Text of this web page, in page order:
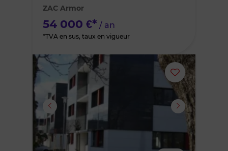
ZAC Armor
54 000 €* / an
*TVA en sus, taux en vigueur
Ajouter
ou
supprimer